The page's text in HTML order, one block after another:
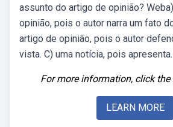
assunto do artigo de opinião?
opinião, pois o autor narra um fato
artigo de opinião, pois o autor
vista. C) uma notícia, pois apresenta.
For more information, click the
LEARN MORE